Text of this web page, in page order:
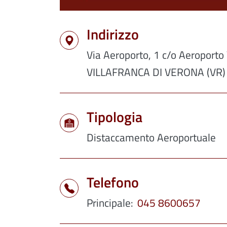
Indirizzo
Via Aeroporto, 1 c/o
VILLAFRANCA DI VERONA (VR)
Tipologia
Distaccamento Aeroportuale
Telefono
Principale 045 8600657